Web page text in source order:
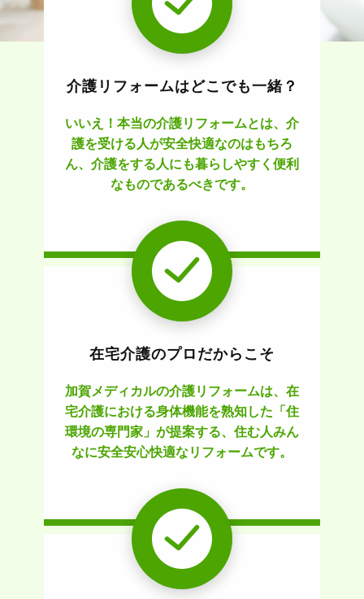
介護リフォームはどこでも一緒？
いいえ！本当の介護リフォームとは、介
護を受ける人が安全快適なのはもちろ
ん、介護をする人にも暮らしやすく便利
なものであるべきです。
在宅介護のプロだからこそ
加賀メディカルの介護リフォームは、在
宅介護における身体機能を熟知した「住
環境の専門家」が提案する、住む人みん
なに安全安心快適なリフォームです。